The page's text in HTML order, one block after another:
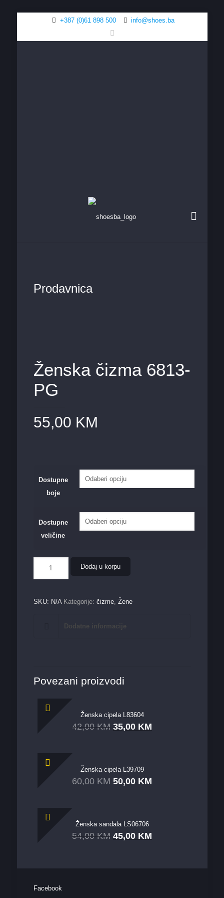
+387 (0)61 898 500 info@shoes.ba
Prodavnica
Ženska čizma 6813-
PG
55,00 KM
Dostupne
boje
Dostupne
veličine
čizma
6813-
količina
Dodaj u korpu
SKU: N/A Kategorije: čizme, Žene
Dodatne informacije
Povezani proizvodi
Ženska cipela L83604
42,00 KM 35,00 KM
Ženska cipela L39709
60,00 KM 50,00 KM
Ženska sandala LS06706
54,00 KM 45,00 KM
Facebook